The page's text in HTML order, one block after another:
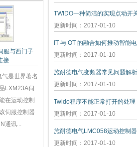
服与西门子
接
是世界著名
LXM23A伺
在运动控制
伺服控制器
通讯...
TWIDO一种简洁的实现点动开
更新时间：2017-01-10
IT 与 OT 的融合如何推动智能
更新时间：2017-01-10
施耐德电气变频器常见问题解析
更新时间：2017-01-10
Twido程序不能正常打开的处理
更新时间：2017-01-10
施耐德电气LMC058运动控制
更新时间：2017-01-10